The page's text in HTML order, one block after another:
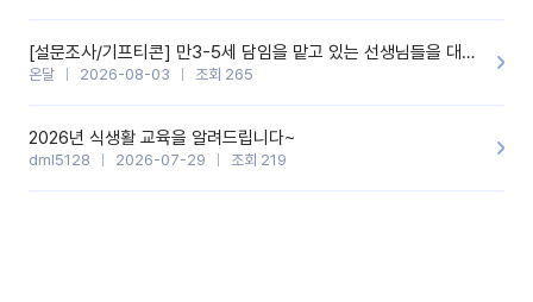
[설문조사/기프티콘] 만3-5세 담임을 맡고 있는 선생님들을 대상으로 설문조사를 합니다!
온달 2026-08-03 조회 265
2026년 식생활 교육을 알려드립니다~
dml5128 2026-07-29 조회 219